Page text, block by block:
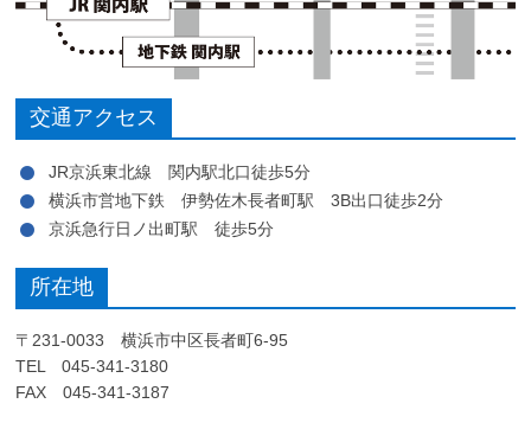
交通アクセス
JR京浜東北線 関内駅北口徒歩5分
横浜市営地下鉄 伊勢佐木長者町駅 3B出口徒歩2分
京浜急行日ノ出町駅 徒歩5分
所在地
〒231-0033 横浜市中区長者町6-95
TEL 045-341-3180
FAX 045-341-3187